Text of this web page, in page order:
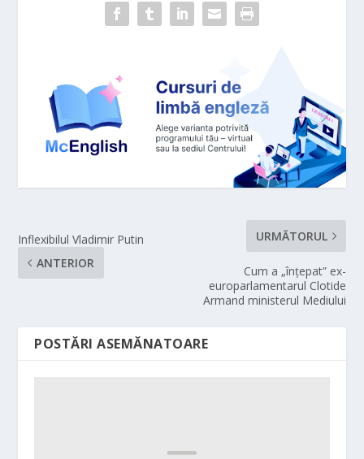
Inflexibilul Vladimir Putin
ANTERIOR
URMĂTORUL
Cum a „înţepat” ex-
europarlamentarul Clotide
Armand ministerul Mediului
POSTĂRI ASEMĂNATOARE